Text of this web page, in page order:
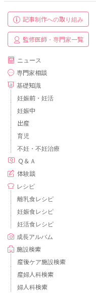
記事制作への取り組み
監修医師・専門家一覧
ニュース
専門家相談
基礎知識
妊娠前・妊活
妊娠中
出産
育児
不妊・不妊治療
Ｑ＆Ａ
体験談
レシピ
離乳食レシピ
妊娠食レシピ
妊活食レシピ
成長アルバム
施設検索
産後ケア施設検索
産婦人科検索
婦人科検索